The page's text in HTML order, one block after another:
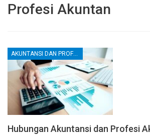
Profesi Akuntan
AKUNTANSI DAN PROFESI AKUNTAN
Hubungan Akuntansi dan Profesi